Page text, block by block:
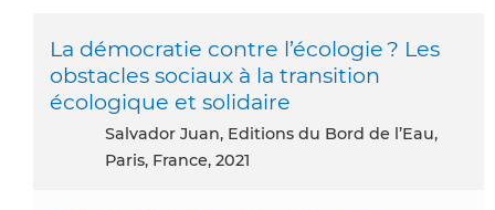
La démocratie contre l’écologie ? Les
obstacles sociaux à la transition
écologique et solidaire
Salvador Juan, Editions du Bord de l’Eau,
Paris, France, 2021